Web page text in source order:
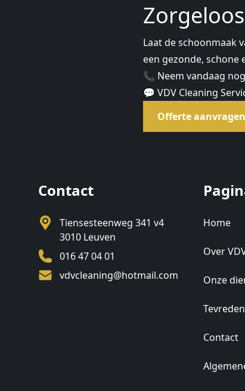
Laat de schoonmaak
een gezonde, schone
📞 Neem vandaag
💬 VDV Cleaning
Offerte aanvragen
Contact
Tiensesteenweg 341 v4
3010 Leuven
016 47 04 01
vdvcleaning@hotmail.com
Home
Over
Onze
Contact